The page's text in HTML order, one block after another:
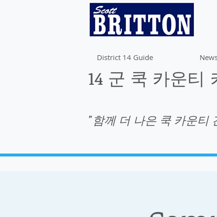
District 14 Guide
14 군 쿡 카운티
"함께 더 나은 쿡 카운티